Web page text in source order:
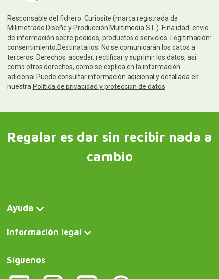
Responsable del fichero: Curiosite (marca registrada de
Milimetrado Diseño y Producción Multimedia S.L.). Finalidad: envío
de información sobre pedidos, productos o servicios. Legitimación:
consentimiento.Destinatarios: No se comunicarán los datos a
terceros. Derechos: acceder, rectificar y suprimir los datos, así
como otros derechos, como se explica en la información
adicional.Puede consultar información adicional y detallada en
nuestra Política de privacidad y protección de datos
Regalar es dar sin recibir nada a
cambio
Ayuda
Información legal
Síguenos